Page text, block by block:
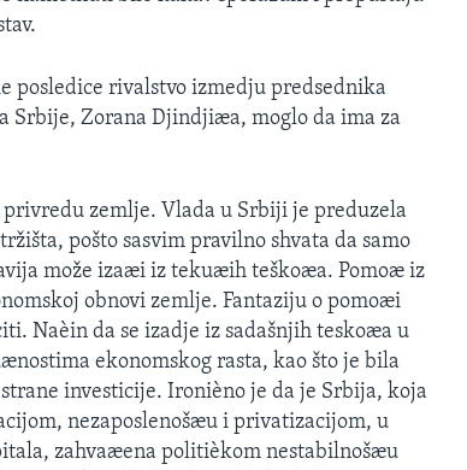
posledice rivalstvo izmedju predsednika
Srbije, Zorana Djindjiæa, moglo da ima za
zemlje. Vlada u Srbiji je preduzela
pošto sasvim pravilno shvata da samo
može izaæi iz tekuæih teškoæa. Pomoæ iz
obnovi zemlje. Fantaziju o pomoæi
Naèin da se izadje iz sadašnjih teskoæa u
ekonomskog rasta, kao što je bila
investicije. Ironièno je da je Srbija, koja
nezaposlenošæu i privatizacijom, u
zahvaæena politièkom nestabilnošæu